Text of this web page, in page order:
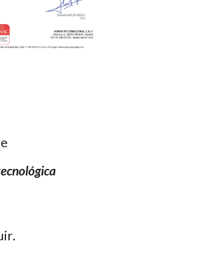
.